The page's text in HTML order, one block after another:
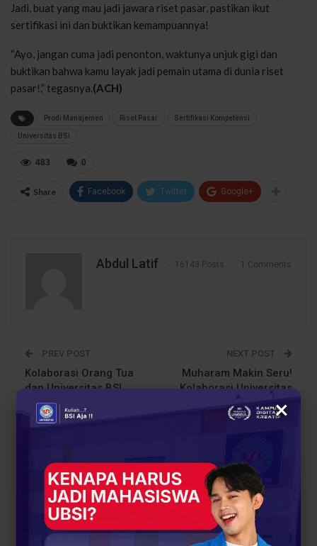
Jadi, buat yang mau jadi jawara riset pasar, pastikan ikut
sertifikasi ini dan buktikan kemampuannya!
“Ayo, jangan cuma jadi penonton, waktunya unjuk gigi dan
buktikan bahwa kamu layak jadi pemain utama di dunia riset
pasar!,” tegasnya.(ACH)
Prodi Manajemen Riset Pasar Sertifikasi Kompetensi
Universitas BSI
0
483
Share Facebook Twitter Google+
Abdul Latif 16143 Posts 1 Comments
PREV POST
Kolaborasi Orang Tua
dan Universitas BSI
Dalam Bincang Kampus
Bersama Orang Tua
NEXT POST
Muharam Makin Seru!
Kolaborasi Universitas
BSI & Yayasan SDG
Gelar Rangkaian
You Might Also Like
×